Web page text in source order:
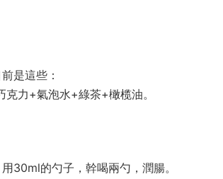
是這些：
力+氣泡水+綠茶+橄榄油。
30ml的勺子，幹喝兩勺，潤腸。